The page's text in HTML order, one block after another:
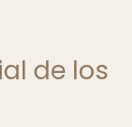
de los